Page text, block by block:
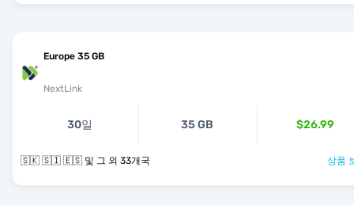
Europe 35 GB
NextLink
30일 35 GB $26.99
🇸🇰 🇸🇮 🇪🇸 및 그 외 33개국 상품